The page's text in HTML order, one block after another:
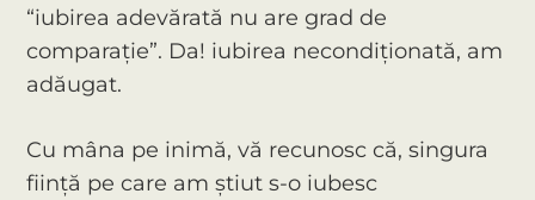
“iubirea adevărată nu are grad de
comparație”. Da! iubirea necondiționată, am
adăugat.
Cu mâna pe inimă, vă recunosc că, singura
ființă pe care am știut s-o iubesc